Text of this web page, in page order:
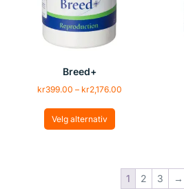
Breed+
kr399.00 – kr2,176.00
Velg alternativ
1 2 3 →